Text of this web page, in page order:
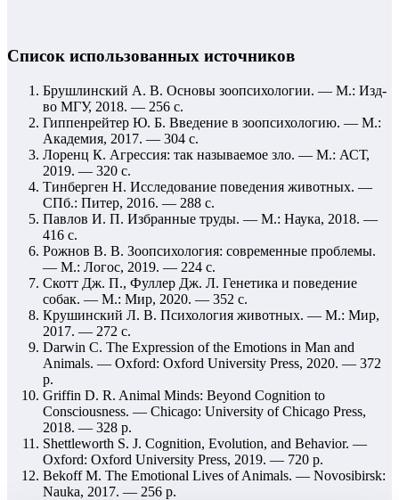
Список использованных источников
Брушлинский А. В. Основы зоопсихологии. — М.: Изд-
во МГУ, 2018. — 256 с.
Гиппенрейтер Ю. Б. Введение в зоопсихологию. — М.:
Академия, 2017. — 304 с.
Лоренц К. Агрессия: так называемое зло. — М.: АСТ,
2019. — 320 с.
Тинберген Н. Исследование поведения животных. —
СПб.: Питер, 2016. — 288 с.
Павлов И. П. Избранные труды. — М.: Наука, 2018. —
416 с.
Рожнов В. В. Зоопсихология: современные проблемы.
— М.: Логос, 2019. — 224 с.
Скотт Дж. П., Фуллер Дж. Л. Генетика и поведение
собак. — М.: Мир, 2020. — 352 с.
Крушинский Л. В. Психология животных. — М.: Мир,
2017. — 272 с.
Darwin C. The Expression of the Emotions in Man and
Animals. — Oxford: Oxford University Press, 2020. — 372
p.
Griffin D. R. Animal Minds: Beyond Cognition to
Consciousness. — Chicago: University of Chicago Press,
2018. — 328 p.
Shettleworth S. J. Cognition, Evolution, and Behavior. —
Oxford: Oxford University Press, 2019. — 720 p.
Bekoff M. The Emotional Lives of Animals. — Novosibirsk:
Nauka, 2017. — 256 p.